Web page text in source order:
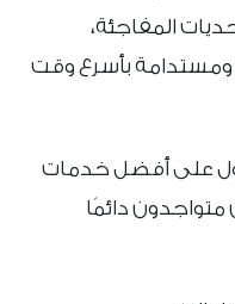
المفاجئة،
بأسرع وقت
على أفضل خدمات
دائمًا